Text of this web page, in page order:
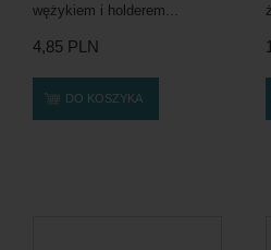
wężykiem i holderem...
4,85 PLN
DO KOSZYKA